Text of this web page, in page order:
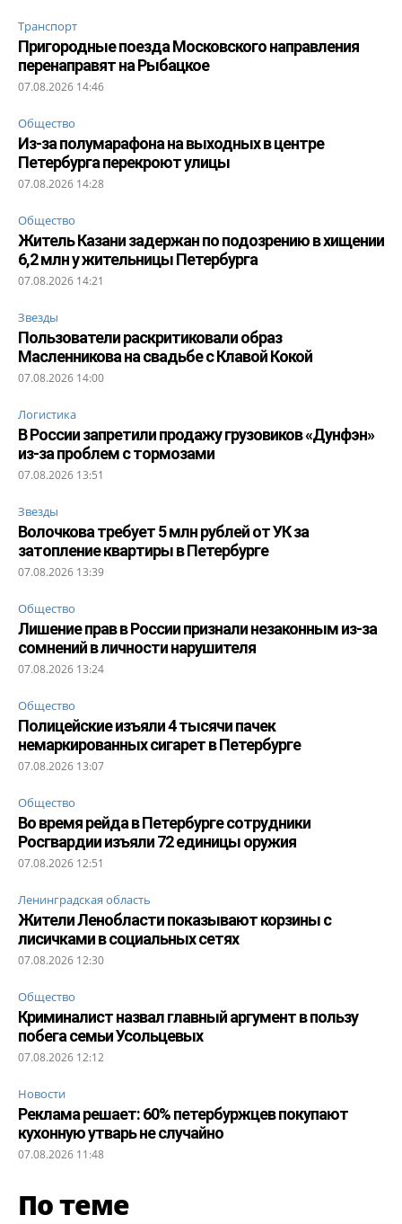
Транспорт
Пригородные поезда Московского направления
перенаправят на Рыбацкое
07.08.2026 14:46
Общество
Из-за полумарафона на выходных в центре
Петербурга перекроют улицы
07.08.2026 14:28
Общество
Житель Казани задержан по подозрению в хищении
6,2 млн у жительницы Петербурга
07.08.2026 14:21
Звезды
Пользователи раскритиковали образ
Масленникова на свадьбе с Клавой Кокой
07.08.2026 14:00
Логистика
В России запретили продажу грузовиков «Дунфэн»
из-за проблем с тормозами
07.08.2026 13:51
Звезды
Волочкова требует 5 млн рублей от УК за
затопление квартиры в Петербурге
07.08.2026 13:39
Общество
Лишение прав в России признали незаконным из-за
сомнений в личности нарушителя
07.08.2026 13:24
Общество
Полицейские изъяли 4 тысячи пачек
немаркированных сигарет в Петербурге
07.08.2026 13:07
Общество
Во время рейда в Петербурге сотрудники
Росгвардии изъяли 72 единицы оружия
07.08.2026 12:51
Ленинградская область
Жители Ленобласти показывают корзины с
лисичками в социальных сетях
07.08.2026 12:30
Общество
Криминалист назвал главный аргумент в пользу
побега семьи Усольцевых
07.08.2026 12:12
Новости
Реклама решает: 60% петербуржцев покупают
кухонную утварь не случайно
07.08.2026 11:48
По теме